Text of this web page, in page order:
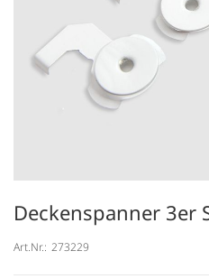
Deckenspanner 3er
Art.Nr.: 273229